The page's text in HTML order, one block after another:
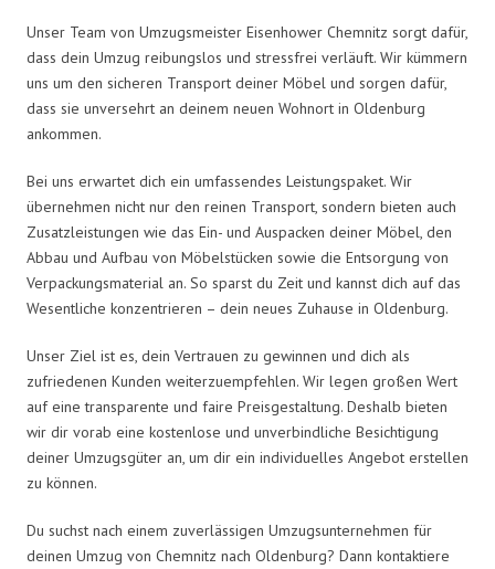
Unser Team von Umzugsmeister Eisenhower Chemnitz sorgt dafür,
dass dein Umzug reibungslos und stressfrei verläuft. Wir kümmern
uns um den sicheren Transport deiner Möbel und sorgen dafür,
dass sie unversehrt an deinem neuen Wohnort in Oldenburg
ankommen.
Bei uns erwartet dich ein umfassendes Leistungspaket. Wir
übernehmen nicht nur den reinen Transport, sondern bieten auch
Zusatzleistungen wie das Ein- und Auspacken deiner Möbel, den
Abbau und Aufbau von Möbelstücken sowie die Entsorgung von
Verpackungsmaterial an. So sparst du Zeit und kannst dich auf das
Wesentliche konzentrieren – dein neues Zuhause in Oldenburg.
Unser Ziel ist es, dein Vertrauen zu gewinnen und dich als
zufriedenen Kunden weiterzuempfehlen. Wir legen großen Wert
auf eine transparente und faire Preisgestaltung. Deshalb bieten
wir dir vorab eine kostenlose und unverbindliche Besichtigung
deiner Umzugsgüter an, um dir ein individuelles Angebot erstellen
zu können.
Du suchst nach einem zuverlässigen Umzugsunternehmen für
deinen Umzug von Chemnitz nach Oldenburg? Dann kontaktiere